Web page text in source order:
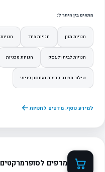
מתאים בין היתר ל:
חנויות מזון חנויות ציוד
חנויות לבית ולעסק חנויות טכניות
שילוב תצוגה קדמית ואחסון פנימי
למידע נוסף: מדפים לחנויות
מדפים לסופרמרקטים